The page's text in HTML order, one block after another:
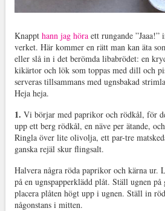
Knappt hann jag höraett rungande
verket. Här kommer en rätt man kan äta
eller slå in i det berömda libabrödet: en
kikärtor och lök som toppas med dill och
serveras tillsammans med ugnsbakad
Heja heja.
1. Vi börjar med paprikor och rödkål, för
upp ett berg rödkål, en näve per ätande,
Ringla över lite olivolja, ett par-tre
ganska rejäl skur flingsalt.
Halvera några röda paprikor och kärna ur.
på en ugnspapperklädd plåt. Ställ ugnen
placera plåten högt upp i ugnen. Ställ in
någonstans i mitten.